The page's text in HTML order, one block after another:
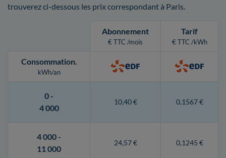
trouverez ci-dessous les prix correspondant à Paris.
Abonnement
€ TTC /mois
Tarif
€ TTC /kWh
Consommation.
kWh/an
0 -
4 000
10,40 € 0,1567 €
4 000 -
11 000
24,57 € 0,1245 €